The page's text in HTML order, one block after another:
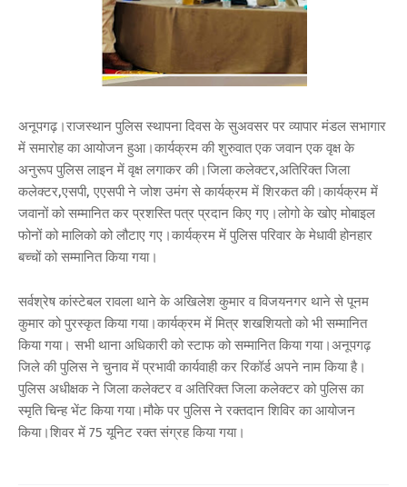
अनूपगढ़।राजस्थान पुलिस स्थापना दिवस के सुअवसर पर व्यापार मंडल सभागार
में समारोह का आयोजन हुआ।कार्यक्रम की शुरुवात एक जवान एक वृक्ष के
अनुरूप पुलिस लाइन में वृक्ष लगाकर की।जिला कलेक्टर,अतिरिक्त जिला
कलेक्टर,एसपी, एएसपी ने जोश उमंग से कार्यक्रम में शिरकत की।कार्यक्रम में
जवानों को सम्मानित कर प्रशस्ति पत्र प्रदान किए गए।लोगो के खोए मोबाइल
फोनों को मालिको को लौटाए गए।कार्यक्रम में पुलिस परिवार के मेधावी होनहार
बच्चों को सम्मानित किया गया।
सर्वश्रेष कांस्टेबल रावला थाने के अखिलेश कुमार व विजयनगर थाने से पूनम
कुमार को पुरस्कृत किया गया।कार्यक्रम में मित्र शखशियतो को भी सम्मानित
किया गया। सभी थाना अधिकारी को स्टाफ को सम्मानित किया गया।अनूपगढ़
जिले की पुलिस ने चुनाव में प्रभावी कार्यवाही कर रिकॉर्ड अपने नाम किया है।
पुलिस अधीक्षक ने जिला कलेक्टर व अतिरिक्त जिला कलेक्टर को पुलिस का
स्मृति चिन्ह भेंट किया गया।मौके पर पुलिस ने रक्तदान शिविर का आयोजन
किया।शिवर में 75 यूनिट रक्त संग्रह किया गया।